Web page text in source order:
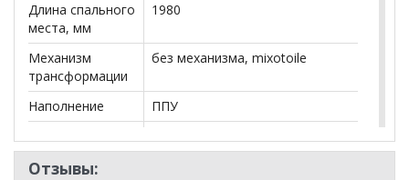
Длина спального
места, мм
1980
Механизм
трансформации
без механизма, mixotoile
Наполнение
ППУ
Форма
Отзывы: